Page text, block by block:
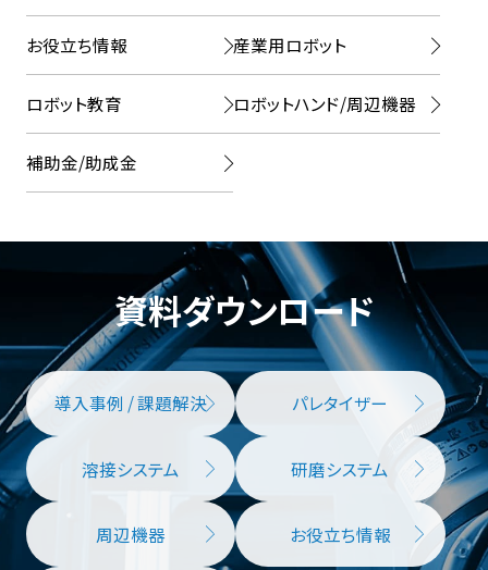
お役立ち情報 産業用ロボット
ロボット教育 ロボットハンド/周辺機器
補助金/助成金
資料ダウンロード
導入事例 / 課題解決 パレタイザー
溶接システム 研磨システム
周辺機器 お役立ち情報